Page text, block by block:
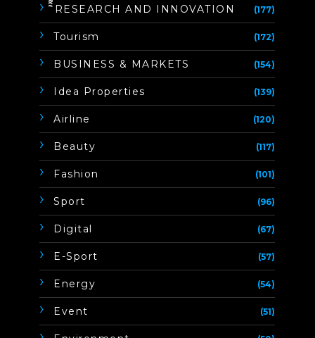
ิิีิิิิิRESEARCH AND INNOVATION (177)
Tourism (172)
BUSINESS & MARKETS (154)
Idea Properties (139)
Airline (120)
Beauty (117)
Fashion (101)
Sport (96)
Digital (67)
E-Sport (57)
Energy (54)
Event (51)